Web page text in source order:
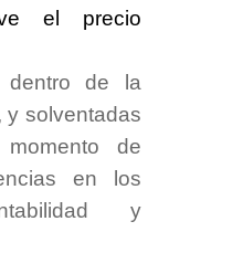
el precio
dentro de la
y solventadas
de
en los
y